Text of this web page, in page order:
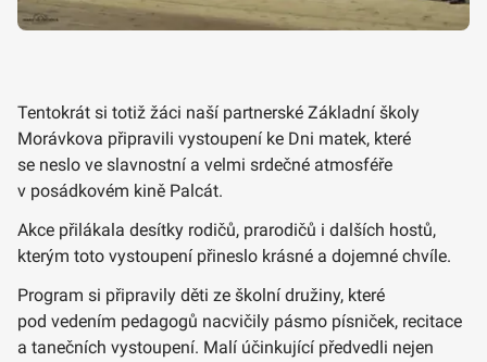
Tentokrát si totiž žáci naší partnerské Základní školy
Morávkova připravili vystoupení ke Dni matek, které
se neslo ve slavnostní a velmi srdečné atmosféře
v posádkovém kině Palcát.
Akce přilákala desítky rodičů, prarodičů i dalších hostů,
kterým toto vystoupení přineslo krásné a dojemné chvíle.
Program si připravily děti ze školní družiny, které
pod vedením pedagogů nacvičily pásmo písniček, recitace
a tanečních vystoupení. Malí účinkující předvedli nejen